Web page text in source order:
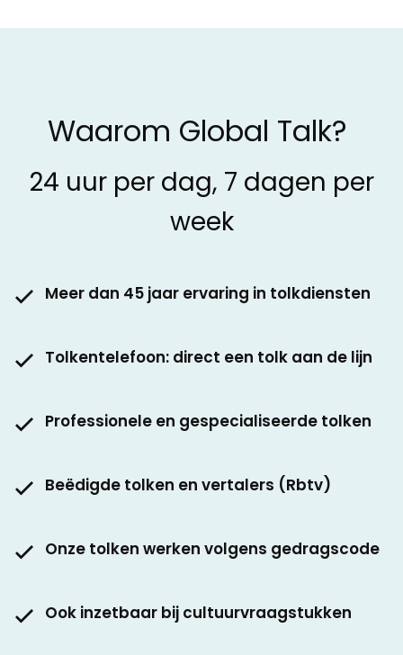
Waarom Global Talk?
24 uur per dag, 7 dagen per
week
Meer dan 45 jaar ervaring in tolkdiensten
Tolkentelefoon: direct een tolk aan de lijn
Professionele en gespecialiseerde tolken
Beëdigde tolken en vertalers (Rbtv)
Onze tolken werken volgens gedragscode
Ook inzetbaar bij cultuurvraagstukken